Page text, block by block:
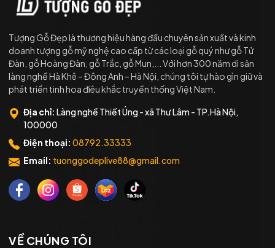
Tượng Gỗ Đẹp là thương hiệu hàng đầu chuyên sản xuất và kinh
doanh tượng gỗ mỹ nghệ cao cấp từ các loại gỗ quý như gỗ Tử
Đàn, gỗ Hoàng Đàn, gỗ Trắc, gỗ Mun,... Với hơn 300 năm di sản
làng nghề Hà Khê – Đông Anh – Hà Nội, chúng tôi tự hào gìn giữ và
phát triển tinh hoa điêu khắc truyền thống Việt Nam.
Địa chỉ: Làng nghề Thiết Úng - xã Thư Lâm - TP.Hà Nội,
100000
Điện thoại: 08792.33333
Email: tuonggodeplive88@gmail.com
VỀ CHÚNG TÔI